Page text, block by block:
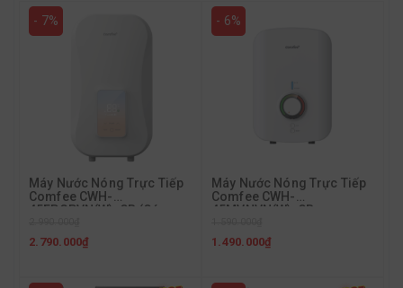
- 7%
Máy Nước Nóng Trực Tiếp
Comfee CWH-
45EPGPVN(W)-CB (Có
2.790.000₫
- 6%
Máy Nước Nóng Trực Tiếp
Comfee CWH-
45MVNVN(W)-CB
1.490.000₫